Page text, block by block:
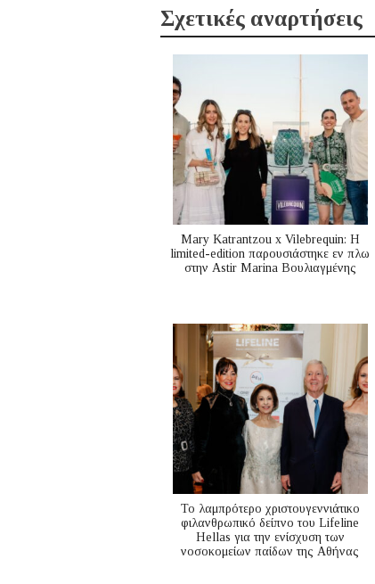
Σχετικές αναρτήσεις
Mary Katrantzou x Vilebrequin: Η
limited-edition παρουσιάστηκε εν πλω
στην Astir Marina Βουλιαγμένης
Το λαμπρότερο χριστουγεννιάτικο
φιλανθρωπικό δείπνο του Lifeline
Hellas για την ενίσχυση των
νοσοκομείων παίδων της Αθήνας